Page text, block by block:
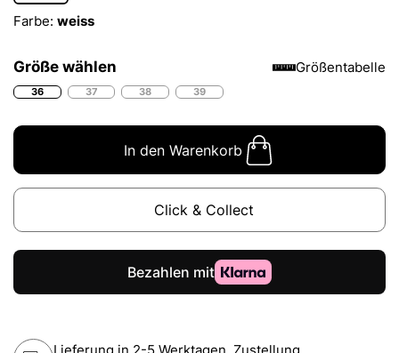
Farbe: weiss
Größe wählen Größentabelle
36 37 38 39
In den Warenkorb
Click & Collect
Lieferung in 2-5 Werktagen, Zustellung